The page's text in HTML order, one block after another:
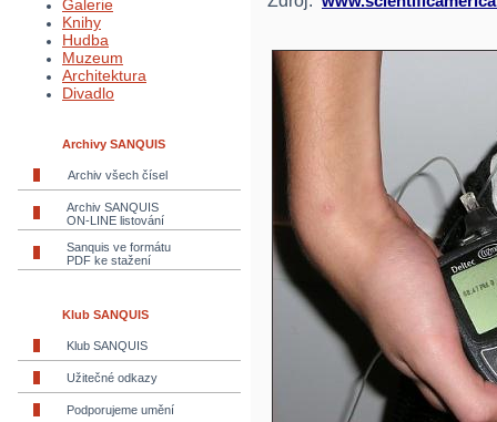
Galerie
Knihy
Hudba
Muzeum
Architektura
Divadlo
Archivy SANQUIS
Archiv všech čísel
Archiv SANQUIS
ON-LINE listování
Sanquis ve formátu
PDF ke stažení
Klub SANQUIS
Klub SANQUIS
Užitečné odkazy
Podporujeme umění